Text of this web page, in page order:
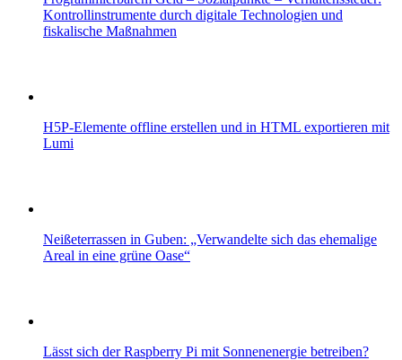
Kontrollinstrumente durch digitale Technologien und
fiskalische Maßnahmen
H5P-Elemente offline erstellen und in HTML exportieren mit
Lumi
Neißeterrassen in Guben: „Verwandelte sich das ehemalige
Areal in eine grüne Oase“
Lässt sich der Raspberry Pi mit Sonnenenergie betreiben?